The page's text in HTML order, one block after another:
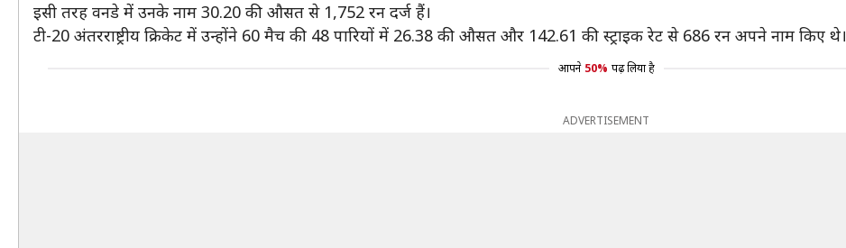
इसी तरह वनडे में उनके नाम 30.20 की औसत से 1,752 रन दर्ज हैं।
टी-20 अंतरराष्ट्रीय क्रिकेट में उन्होंने 60 मैच की 48 पारियों में 26.38 की औसत और 142.61 की स्ट्राइक रेट से 686 रन अपने नाम किए थे।
आपने 50% पढ़ लिया है
ADVERTISEMENT